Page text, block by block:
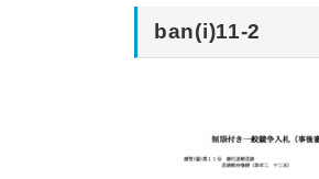
ban(i)11-2